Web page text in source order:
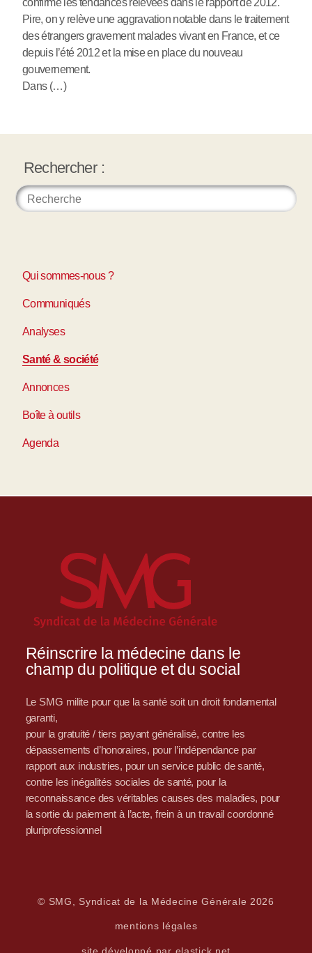
Pire, on y relève une aggravation notable dans le traitement
des étrangers gravement malades vivant en France, et ce
depuis l’été 2012 et la mise en place du nouveau
gouvernement.
Dans (…)
Rechercher :
Qui sommes-nous ?
Communiqués
Analyses
Santé & société
Annonces
Boîte à outils
Agenda
Réinscrire la médecine dans le
champ du politique et du social
Le SMG milite pour que la santé soit un droit fondamental
garanti,
pour la gratuité / tiers payant généralisé, contre les
dépassements d’honoraires, pour l’indépendance par
rapport aux industries, pour un service public de santé,
contre les inégalités sociales de santé, pour la
reconnaissance des véritables causes des maladies, pour
la sortie du paiement à l’acte, frein à un travail coordonné
pluriprofessionnel
© SMG, Syndicat de la Médecine Générale 2026
mentions légales
site développé par elastick.net